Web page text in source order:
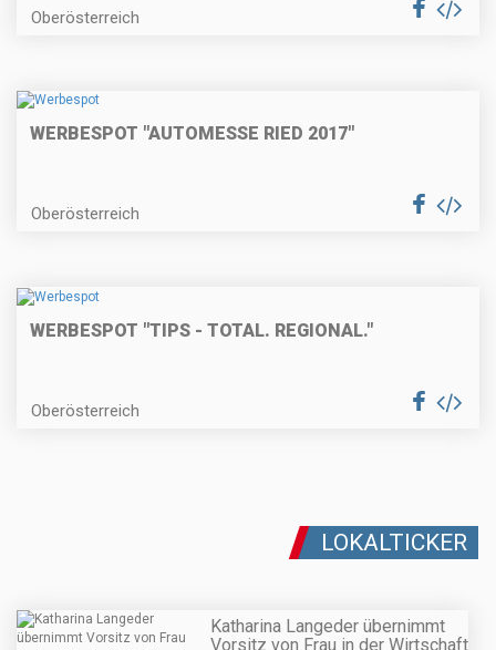
Oberösterreich
WERBESPOT "AUTOMESSE RIED 2017"
Oberösterreich
WERBESPOT "TIPS - TOTAL. REGIONAL."
Oberösterreich
LOKALTICKER
Katharina Langeder übernimmt
Vorsitz von Frau in der Wirtschaft